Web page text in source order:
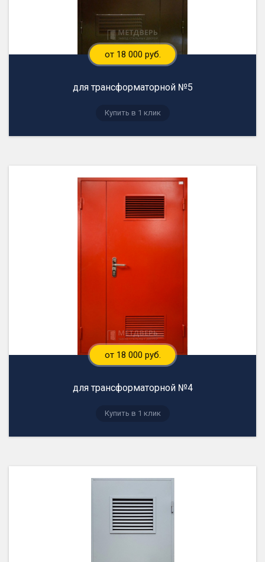
от 18 000 руб.
для трансформаторной №5
от 18 000 руб.
для трансформаторной №4